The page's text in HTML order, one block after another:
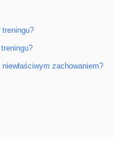
zachowaniem?